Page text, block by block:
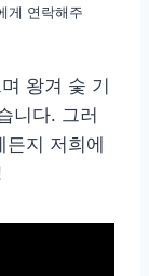
게 연락해주
왕겨 숯 기
니다. 그러
든지 저희에